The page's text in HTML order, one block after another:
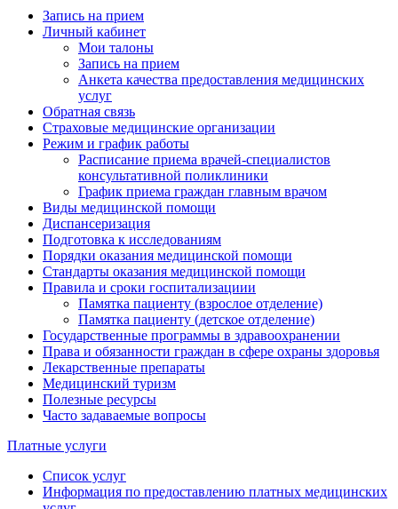
Запись на прием
Личный кабинет
Мои талоны
Запись на прием
Анкета качества предоставления медицинских
услуг
Обратная связь
Страховые медицинские организации
Режим и график работы
Расписание приема врачей-специалистов
консультативной поликлиники
График приема граждан главным врачом
Виды медицинской помощи
Диспансеризация
Подготовка к исследованиям
Порядки оказания медицинской помощи
Стандарты оказания медицинской помощи
Правила и сроки госпитализациии
Памятка пациенту (взрослое отделение)
Памятка пациенту (детское отделение)
Государственные программы в здравоохранении
Права и обязанности граждан в сфере охраны здоровья
Лекарственные препараты
Медицинский туризм
Полезные ресурсы
Часто задаваемые вопросы
Платные услуги
Список услуг
Информация по предоставлению платных медицинских